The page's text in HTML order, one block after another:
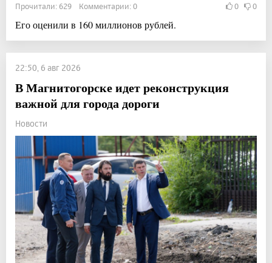
Прочитали: 629 Комментарии: 0 0 0
Его оценили в 160 миллионов рублей.
22:50, 6 авг 2026
В Магнитогорске идет реконструкция
важной для города дороги
Новости